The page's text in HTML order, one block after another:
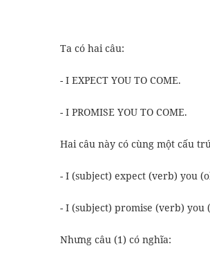
Ta có hai câu:
- I EXPECT YOU TO COME.
- I PROMISE YOU TO COME.
Hai câu này có cùng một cấu
- I (subject) expect (verb) you
- I (subject) promise (verb) you
Nhưng câu (1) có nghĩa: